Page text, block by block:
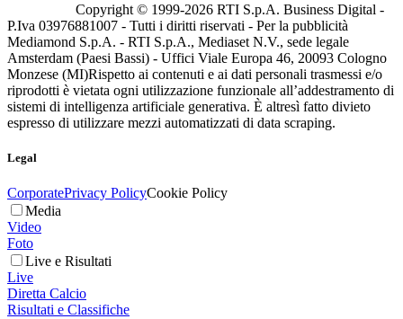
Copyright © 1999-2026 RTI S.p.A. Business Digital -
P.Iva 03976881007 - Tutti i diritti riservati - Per la pubblicità
Mediamond S.p.A. - RTI S.p.A., Mediaset N.V., sede legale
Amsterdam (Paesi Bassi) - Uffici Viale Europa 46, 20093 Cologno
Monzese (MI)Rispetto ai contenuti e ai dati personali trasmessi e/o
riprodotti è vietata ogni utilizzazione funzionale all’addestramento di
sistemi di intelligenza artificiale generativa. È altresì fatto divieto
espresso di utilizzare mezzi automatizzati di data scraping.
Legal
CorporatePrivacy PolicyCookie Policy
Media
Video
Foto
Live e Risultati
Live
Diretta Calcio
Risultati e Classifiche